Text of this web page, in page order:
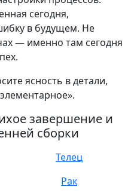
сегодня,
в будущем. Не
— именно там сегодня
ясность в детали,
завершение и
сборки
Телец
Рак